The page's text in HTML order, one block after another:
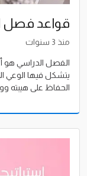
قواعد فصل
منذ 3 سنوات
الفصل الدراسي هو
يتشكل فيها الوعي
الحفاظ على هيبته